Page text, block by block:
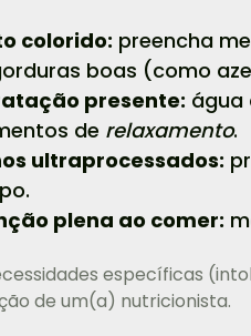
colorido: preencha
boas (como
presente: água
de relaxamento.
ultraprocessados:
plena ao comer:
específicas
de um(a) nutricionista.